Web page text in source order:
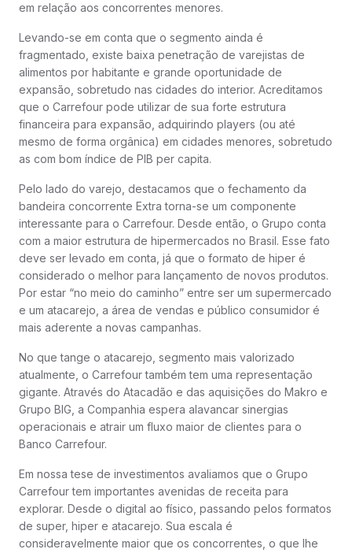
em relação aos concorrentes menores.
Levando-se em conta que o segmento ainda é
fragmentado, existe baixa penetração de varejistas de
alimentos por habitante e grande oportunidade de
expansão, sobretudo nas cidades do interior. Acreditamos
que o Carrefour pode utilizar de sua forte estrutura
financeira para expansão, adquirindo players (ou até
mesmo de forma orgânica) em cidades menores, sobretudo
as com bom índice de PIB per capita.
Pelo lado do varejo, destacamos que o fechamento da
bandeira concorrente Extra torna-se um componente
interessante para o Carrefour. Desde então, o Grupo conta
com a maior estrutura de hipermercados no Brasil. Esse fato
deve ser levado em conta, já que o formato de hiper é
considerado o melhor para lançamento de novos produtos.
Por estar “no meio do caminho” entre ser um supermercado
e um atacarejo, a área de vendas e público consumidor é
mais aderente a novas campanhas.
No que tange o atacarejo, segmento mais valorizado
atualmente, o Carrefour também tem uma representação
gigante. Através do Atacadão e das aquisições do Makro e
Grupo BIG, a Companhia espera alavancar sinergias
operacionais e atrair um fluxo maior de clientes para o
Banco Carrefour.
Em nossa tese de investimentos avaliamos que o Grupo
Carrefour tem importantes avenidas de receita para
explorar. Desde o digital ao físico, passando pelos formatos
de super, hiper e atacarejo. Sua escala é
consideravelmente maior que os concorrentes, o que lhe